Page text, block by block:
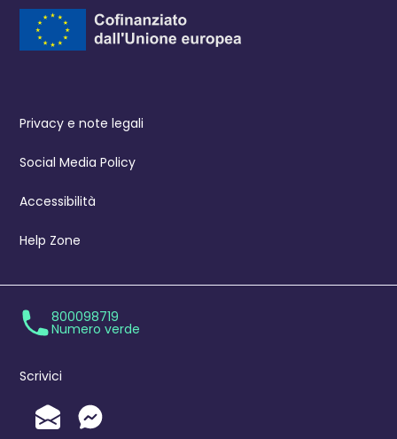
Privacy e note legali
Social Media Policy
Accessibilità
Help Zone
800098719
Numero verde
Scrivici
Invia un'Email
Messenger